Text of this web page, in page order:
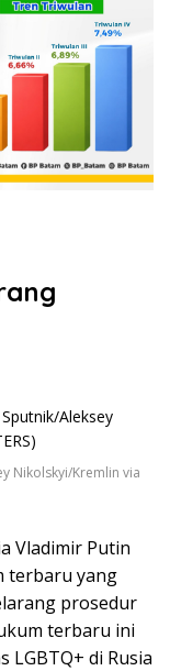
Nikolskyi/Kremlin via
Vladimir Putin
terbaru yang
prosedur
terbaru ini
di Rusia